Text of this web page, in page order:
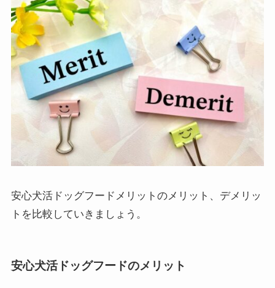
安心犬活ドッグフードメリットのメリット、デメリッ
トを比較していきましょう。
安心犬活ドッグフードのメリット